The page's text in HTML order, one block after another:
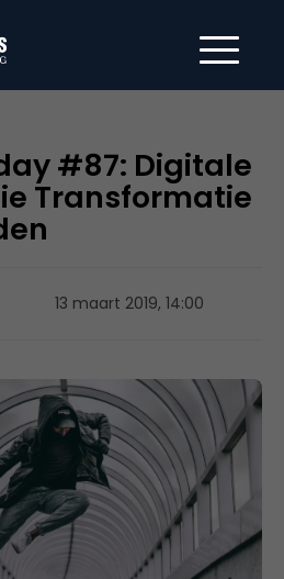
#87: Digitale
Transformatie
13 maart 2019, 14:00